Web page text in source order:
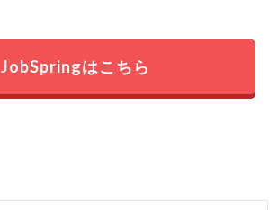
JobSpringはこちら